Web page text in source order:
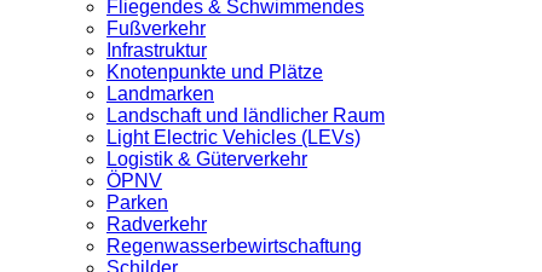
Fliegendes & Schwimmendes
Fußverkehr
Infrastruktur
Knotenpunkte und Plätze
Landmarken
Landschaft und ländlicher Raum
Light Electric Vehicles (LEVs)
Logistik & Güterverkehr
ÖPNV
Parken
Radverkehr
Regenwasserbewirtschaftung
Schilder